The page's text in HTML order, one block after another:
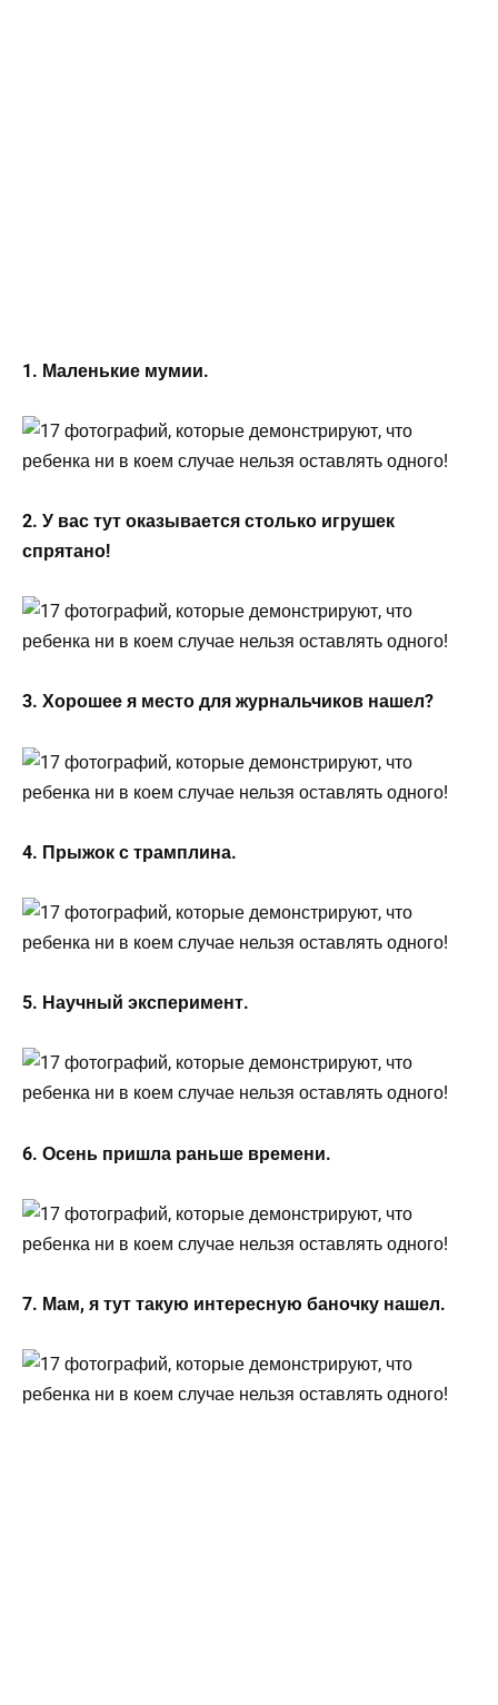
1. Маленькие мумии.
2. У вас тут оказывается столько игрушек
спрятано!
3. Хорошее я место для журнальчиков нашел?
4. Прыжок с трамплина.
5. Научный эксперимент.
6. Осень пришла раньше времени.
7. Мам, я тут такую интересную баночку нашел.